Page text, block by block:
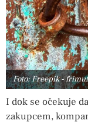
Foto: Freepik -
I dok se očekuje
zakupcem,